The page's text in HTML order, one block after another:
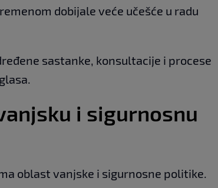
dobijale veće učešće u radu
sastanke, konsultacije i procese
i sigurnosnu
oblast vanjske i sigurnosne politike.